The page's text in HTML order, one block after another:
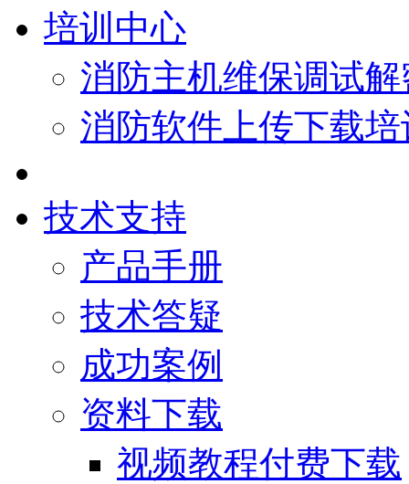
培训中心
消防主机维保调试解
消防软件上传下载培
技术支持
产品手册
技术答疑
成功案例
资料下载
视频教程付费下载